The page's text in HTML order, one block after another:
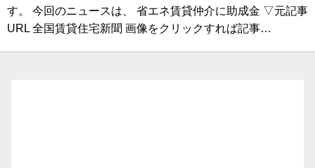
す。 今回のニュースは、 省エネ賃貸仲介に助成金 ▽元記事
URL 全国賃貸住宅新聞 画像をクリックすれば記事…